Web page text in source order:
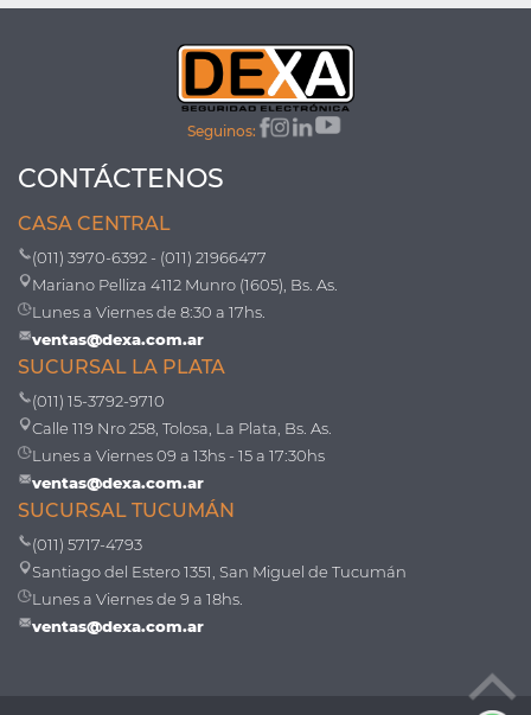
Seguinos:
CONTÁCTENOS
CASA CENTRAL
(011) 3970-6392 - (011) 21966477
Mariano Pelliza 4112 Munro (1605), Bs. As.
Lunes a Viernes de 8:30 a 17hs.
ventas@dexa.com.ar
SUCURSAL LA PLATA
(011) 15-3792-9710
Calle 119 Nro 258, Tolosa, La Plata, Bs. As.
Lunes a Viernes 09 a 13hs - 15 a 17:30hs
ventas@dexa.com.ar
SUCURSAL TUCUMÁN
(011) 5717-4793
Santiago del Estero 1351, San Miguel de Tucumán
Lunes a Viernes de 9 a 18hs.
ventas@dexa.com.ar